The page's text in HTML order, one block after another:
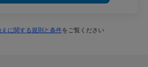
に関する規則と条件をご覧ください